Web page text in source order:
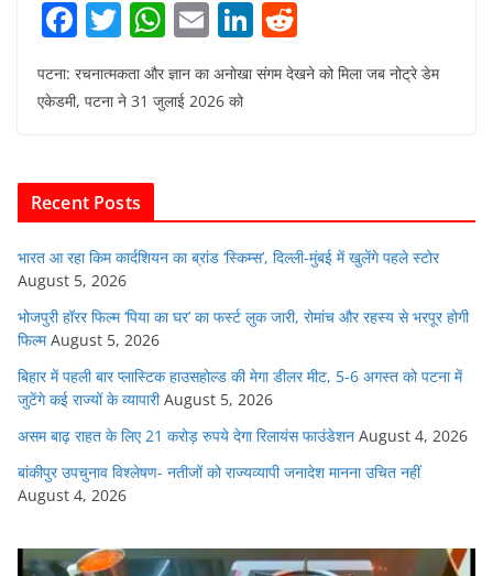
F
c
o
o
k
T
itt
W
at
p
E
m
ai
Li
n
k
e
d
पटना: रचनात्मकता और ज्ञान का अनोखा संगम देखने को मिला जब नोट्रे डेम
एकेडमी, पटना ने 31 जुलाई 2026 को
Recent Posts
भारत आ रहा किम कार्दशियन का ब्रांड ‘स्किम्स’, दिल्ली-मुंबई में खुलेंगे पहले स्टोर
August 5, 2026
भोजपुरी हॉरर फिल्म ‘पिया का घर’ का फर्स्ट लुक जारी, रोमांच और रहस्य से भरपूर होगी
फिल्म August 5, 2026
बिहार में पहली बार प्लास्टिक हाउसहोल्ड की मेगा डीलर मीट, 5-6 अगस्त को पटना में
जुटेंगे कई राज्यों के व्यापारी August 5, 2026
असम बाढ़ राहत के लिए 21 करोड़ रुपये देगा रिलायंस फाउंडेशन August 4, 2026
बांकीपुर उपचुनाव विश्लेषण- नतीजों को राज्यव्यापी जनादेश मानना उचित नहीं
August 4, 2026